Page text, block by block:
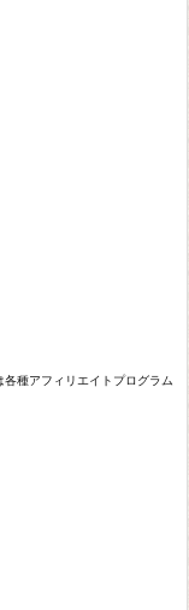
種アフィリエイトプログラム